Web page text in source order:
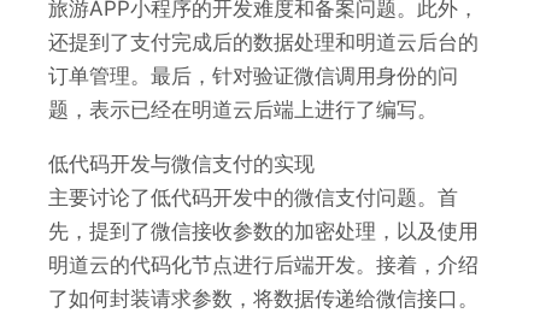
旅游APP小程序的开发难度和备案问题。此外，
还提到了支付完成后的数据处理和明道云后台的
订单管理。最后，针对验证微信调用身份的问
题，表示已经在明道云后端上进行了编写。
低代码开发与微信支付的实现
主要讨论了低代码开发中的微信支付问题。首
先，提到了微信接收参数的加密处理，以及使用
明道云的代码化节点进行后端开发。接着，介绍
了如何封装请求参数，将数据传递给微信接口。